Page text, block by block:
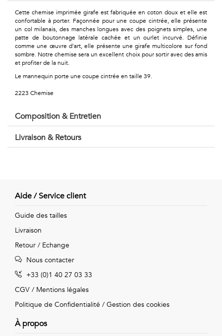
Urbain
Pop
Vintage
Voir
Cette chemise imprimée girafe est fabriquée en coton doux et elle est
confortable à porter. Façonnée pour une coupe cintrée, elle présente
un col milanais, des manches longues avec des poignets simples, une
patte de boutonnage latérale cachée et un ourlet incurvé. Définie
comme une œuvre d'art, elle présente une girafe multicolore sur fond
sombre. Notre chemise sera un excellent choix pour sortir avec des amis
et profiter de la nuit.
Le mannequin porte une coupe cintrée en taille 39.
2223 Chemise
Composition & Entretien
Livraison & Retours
Aide / Service client
Guide des tailles
Livraison
Retour / Echange
Nous contacter
+33 (0)1 40 27 03 33
CGV / Mentions légales
Politique de Confidentialité / Gestion des cookies
À propos